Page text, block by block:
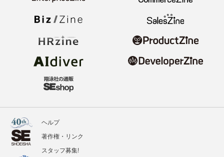
ヘルプ
著作権・リンク
スタッフ募集!